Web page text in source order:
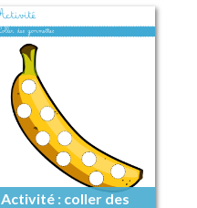
Activité : coller des